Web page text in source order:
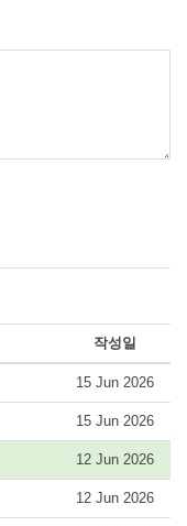
작성일
15 Jun 2026
15 Jun 2026
12 Jun 2026
12 Jun 2026